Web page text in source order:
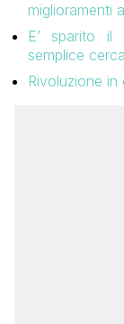
miglioramenti
E’ sparito il
semplice
Rivoluzione